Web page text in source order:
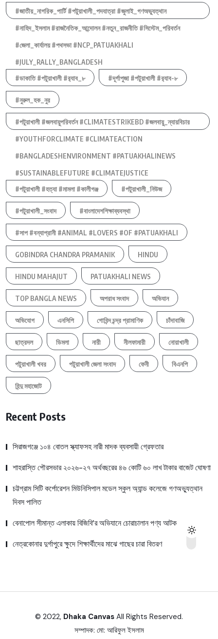
#জাতীয়_নাগরিক_পার্টি #পটুয়াখালী_পদযাত্রা #জুলাই_গণঅভ্যুত্থান
#নাহিদ_ইসলাম #রাজনৈতিক_আন্দোলন #নতুন_রাজনীতি #সিস্টেম_পরিবর্তন
#জেলা_কার্যালয় #পথসভা #NCP_PATUAKHALI
#JULY_RALLY_BANGLADESH
#ডাকাতি #পটুয়াখালী #র‍্যাব_৮
#দূর্গাপুজা #পটুয়াখালী #র‍্যাব-৮
#নুরুল_হক_নুর
#পটুয়াখালী #জলবায়ুপরিবর্তন #CLIMATESTRIKEBD #জলবায়ু_ন্যায়বিচার
#YOUTHFORCLIMATE #CLIMATEACTION
#BANGLADESHENVIRONMENT #PATUAKHALINEWS
#SUSTAINABLEFUTURE #CLIMATEJUSTICE
#পটুয়াখালী #হত্যা #মামলা #কালীগঞ্জ
#পটুয়াখালী_নিউজ
#পটুয়াখালী_সংবাদ #বাংলাদেশশিক্ষাব্যবস্থা
#সাপ #বন্যাপ্রানী #ANIMAL #LOVERS #OF #PATUAKHALI
GOBINDRA CHANDRA PRAMANIK HINDU
HINDU MAHAJUT PATUAKHALI NEWS
TOP BANGLA NEWS অপরাধ সংবাদ অভিযান
অভিযোগ এনসিপি গোবিন্দ চন্দ্র প্রামাণিক চাঁদাবাজি
ছাত্রদল ডিমলা নারী নীলফামারী নোয়াখালী
পটুয়াখালী খবর পটুয়াখালী জেলা সংবাদ ফেনী বিএনপি
হিন্দু মহাজোট
Recent Posts
সিরাজগঞ্জে ১০৪ বোতল স্ক্যাফসহ নারী মাদক ব্যবসায়ী গ্রেফতার
শাহরাস্তি পৌরসভার ২০২৬-২৭ অর্থবছরের ৪৬ কোটি ৬০ লাখ টাকার বাজেট ঘোষণা
চট্টগ্রাম সিটি কর্পোরেশন মিউনিসিপাল মডেল স্কুল অ্যান্ড কলেজে গণঅভ্যুত্থান
দিবস পালিত
বেনাপোল সীমান্ত এলাকায় বিজিবি’র অভিযানে চোরাচালান পণ্য আটক
নেত্রকোনার দুর্গাপুরে ক্ষুদে শিক্ষার্থীদের মাঝে গাছের চারা বিতরণ
© 2022, Dhaka Canvas All Rights Reserved.
সম্পাদক: মো: আরিফুল ইসলাম